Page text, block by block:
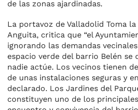
de las zonas ajardinadas.
La portavoz de Valladolid Toma la
Anguita, critica que “el
ignorando las demandas
espacio verde del barrio Belén se
nadie actúe. Los vecinos tienen
de unas instalaciones seguras y
declarado. Los Jardines del
constituyen uno de los